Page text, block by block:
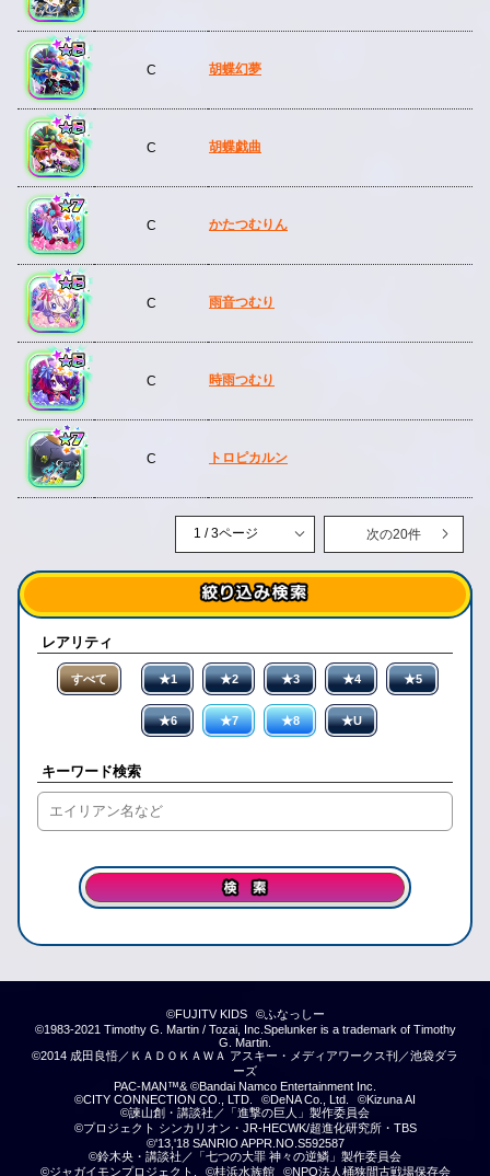
C 胡蝶幻夢
C 胡蝶戯曲
C かたつむりん
C 雨音つむり
C 時雨つむり
C トロピカルン
次の20件
レアリティ
すべて ★1 ★2 ★3 ★4 ★5
★6 ★7 ★8 ★U
キーワード検索
©FUJITV KIDS
©ふなっしー
©1983-2021 Timothy G. Martin / Tozai, Inc.Spelunker is a trademark of Timothy
G. Martin.
©2014 成田良悟／ＫＡＤＯＫＡＷＡ アスキー・メディアワークス刊／池袋ダラ
ーズ
PAC-MAN™& ©Bandai Namco Entertainment Inc.
©CITY CONNECTION CO., LTD.
©DeNA Co., Ltd.
©Kizuna AI
©諫山創・講談社／「進撃の巨人」製作委員会
©プロジェクト シンカリオン・JR-HECWK/超進化研究所・TBS
©'13,'18 SANRIO APPR.NO.S592587
©鈴木央・講談社／「七つの大罪 神々の逆鱗」製作委員会
©ジャガイモンプロジェクト.
©桂浜水族館 ©NPO法人桶狭間古戦場保存会